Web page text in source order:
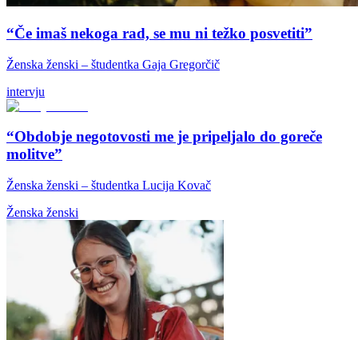
“Če imaš nekoga rad, se mu ni težko posvetiti”
Ženska ženski – študentka Gaja Gregorčič
intervju
“Obdobje negotovosti me je pripeljalo do goreče
molitve”
Ženska ženski – študentka Lucija Kovač
Ženska ženski